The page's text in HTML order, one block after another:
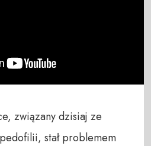
związany dzisiaj ze
stał problemem